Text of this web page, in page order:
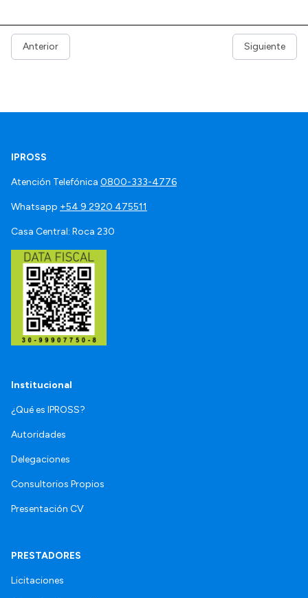
Anterior Siguiente
IPROSS
Atención Telefónica 0800-333-4776
Whatsapp +54 9 2920 475511
Casa Central: Roca 230
Institucional
¿Qué es IPROSS?
Autoridades
Delegaciones
Consultorios Propios
Presentación CV
PRESTADORES
Licitaciones